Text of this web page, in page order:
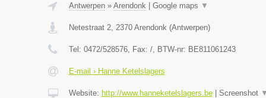
Antwerpen» Arendonk| Google maps ▼
Netestraat 2, 2370 Arendonk(Antwerpen)
Tel: 0472/528576, Fax: /, BTW-nr: BE811061243
E-mail › Hanne Ketelslagers
Website: http://www.hanneketelslagers.be| Screenshot ▼